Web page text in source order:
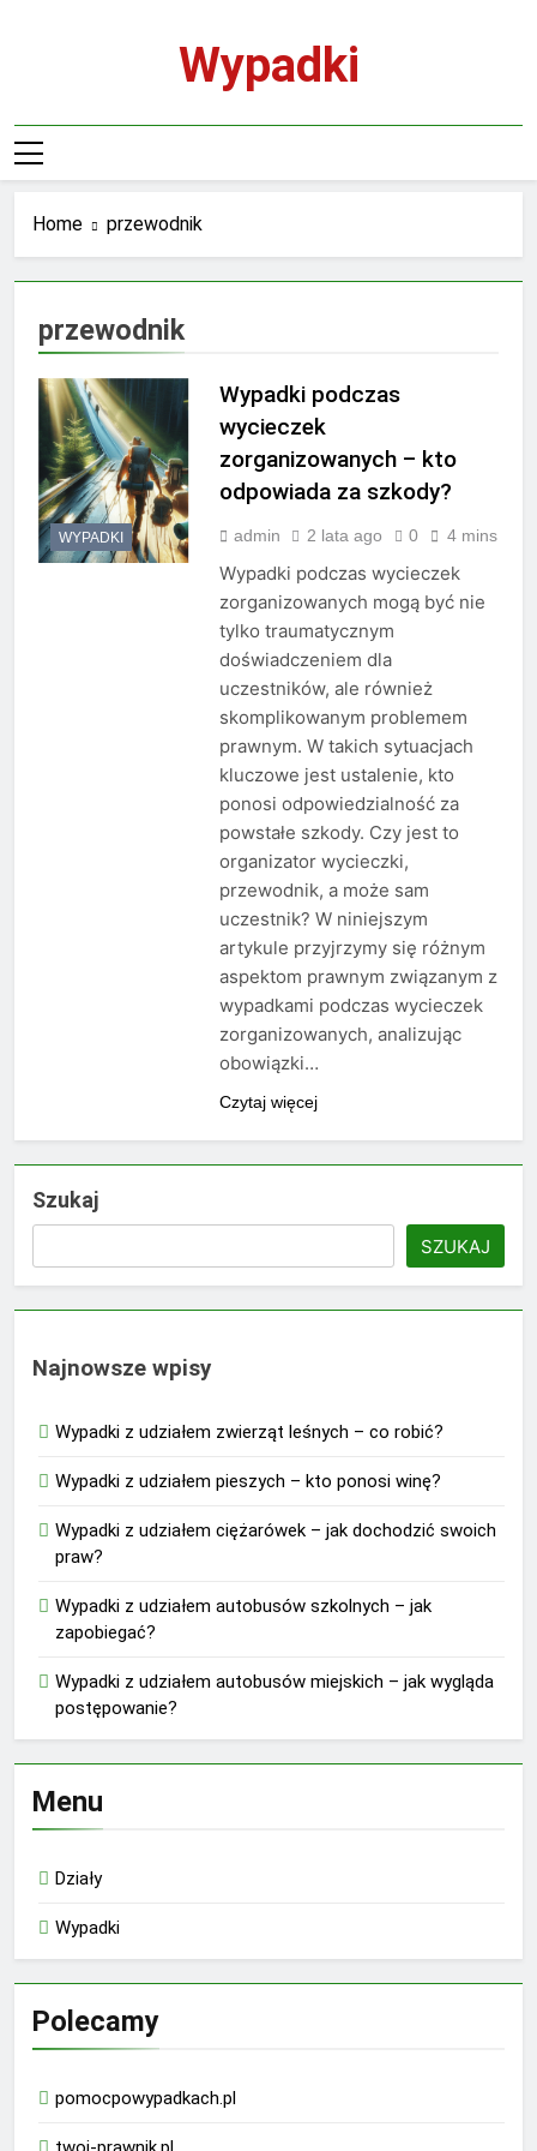
Wypadki
Home przewodnik
przewodnik
WYPADKI
Wypadki podczas
wycieczek
zorganizowanych – kto
odpowiada za szkody?
admin 2 lata ago 0 4 mins
Wypadki podczas wycieczek
zorganizowanych mogą być nie
tylko traumatycznym
doświadczeniem dla
uczestników, ale również
skomplikowanym problemem
prawnym. W takich sytuacjach
kluczowe jest ustalenie, kto
ponosi odpowiedzialność za
powstałe szkody. Czy jest to
organizator wycieczki,
przewodnik, a może sam
uczestnik? W niniejszym
artykule przyjrzymy się różnym
aspektom prawnym związanym z
wypadkami podczas wycieczek
zorganizowanych, analizując
obowiązki…
Czytaj więcej
Szukaj
SZUKAJ
Najnowsze wpisy
Wypadki z udziałem zwierząt leśnych – co robić?
Wypadki z udziałem pieszych – kto ponosi winę?
Wypadki z udziałem ciężarówek – jak dochodzić swoich
praw?
Wypadki z udziałem autobusów szkolnych – jak
zapobiegać?
Wypadki z udziałem autobusów miejskich – jak wygląda
postępowanie?
Menu
Działy
Wypadki
Polecamy
pomocpowypadkach.pl